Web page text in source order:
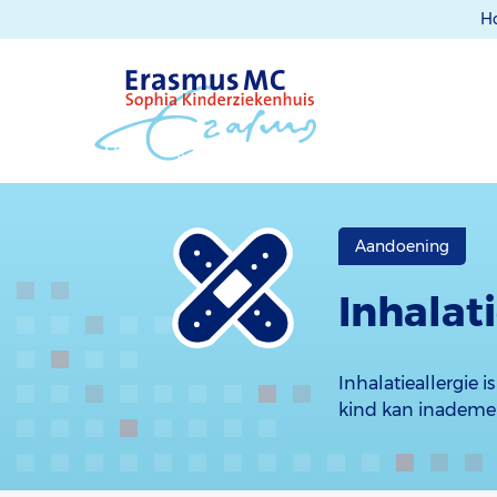
Aandoening
Inhalatieallergie
kind kan